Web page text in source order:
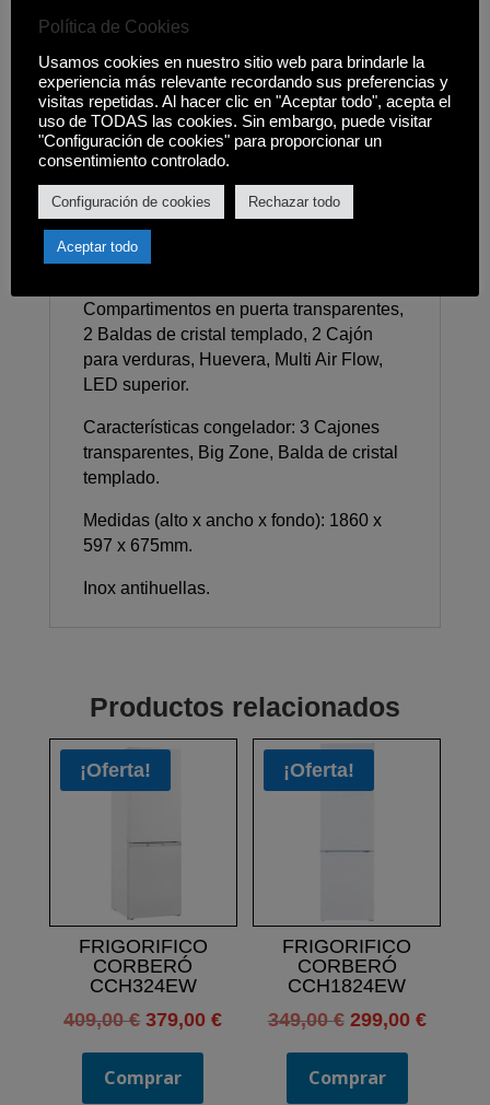
Capacidad congelador: 113L.
Consumo energético: 253kWh/a.
Características generales: Display LED
exterior, Sensores digitales (RT sensor),
Congelación rápida, Enfriamiento rápido,
Alarma puerta abierta, Smart diagnosis,
Wi-Fi con la app LG ThinQ, Door Cooling,
Total No Frost.
Compartimentos en puerta transparentes,
2 Baldas de cristal templado, 2 Cajón
para verduras, Huevera, Multi Air Flow,
LED superior.
Características congelador: 3 Cajones
transparentes, Big Zone, Balda de cristal
templado.
Medidas (alto x ancho x fondo): 1860 x
597 x 675mm.
Inox antihuellas.
Productos relacionados
¡Oferta!
FRIGORIFICO
CORBERÓ
CCH324EW
409,00€ El
original
379,00€El
Comprar
¡Oferta!
FRIGORIFICO
CORBERÓ
CCH1824EW
349,00€ El
original
299,00 €El
Comprar
Política de Cookies
Usamos cookies en nuestro sitio web para brindarle la
experiencia más relevante recordando sus preferencias y
visitas repetidas. Al hacer clic en "Aceptar todo", acepta el
uso de TODAS las cookies. Sin embargo, puede visitar
"Configuración de cookies" para proporcionar un
consentimiento controlado.
Configuración de cookies Rechazar todo
Aceptar todo